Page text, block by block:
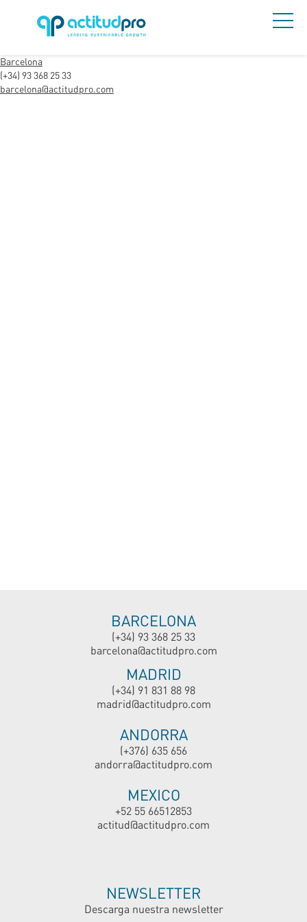
Barcelona
(+34) 93 368 25 33
barcelona@actitudpro.com
BARCELONA
(+34) 93 368 25 33
barcelona@actitudpro.com
MADRID
(+34) 91 831 88 98
madrid@actitudpro.com
ANDORRA
(+376) 635 656
andorra@actitudpro.com
MEXICO
+52 55 66512853
actitud@actitudpro.com
NEWSLETTER
Descarga nuestra newsletter